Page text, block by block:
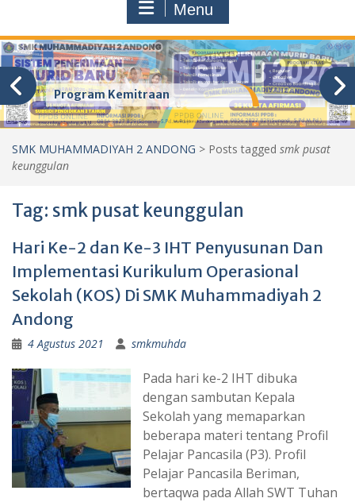
Menu
Program Kemitraan
SMK MUHAMMADIYAH 2 ANDONG > Posts tagged smk pusat
keunggulan
Tag: smk pusat keunggulan
Hari Ke-2 dan Ke-3 IHT Penyusunan Dan
Implementasi Kurikulum Operasional
Sekolah (KOS) Di SMK Muhammadiyah 2
Andong
4 Agustus 2021 smkmuhda
Pada hari ke-2 IHT dibuka
dengan sambutan Kepala
Sekolah yang memaparkan
beberapa materi tentang Profil
Pelajar Pancasila (P3). Profil
Pelajar Pancasila Beriman,
bertaqwa pada Allah SWT Tuhan